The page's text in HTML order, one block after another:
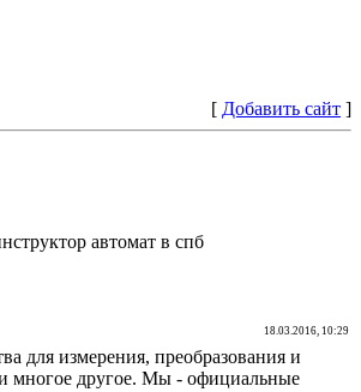
[ Добавить сайт ]
автомат в спб
18.03.2016, 10:29
для измерения, преобразования и
многое другое. Мы - официальные